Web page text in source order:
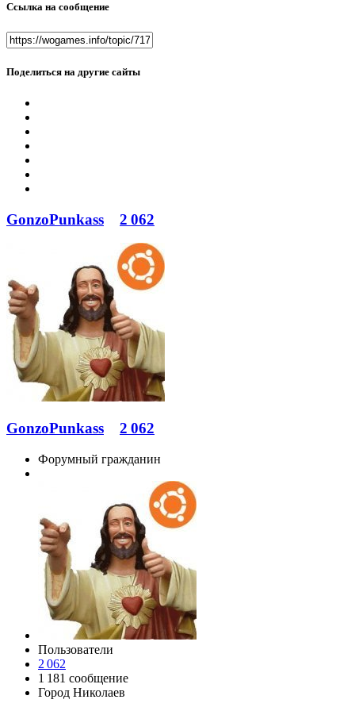
Ссылка на сообщение
Поделиться на другие сайты
GonzoPunkass 2 062
GonzoPunkass 2 062
Форумный гражданин
Пользователи
2 062
1 181 сообщение
Город Николаев